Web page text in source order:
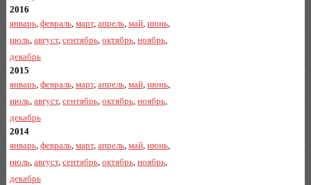
2016
январь, февраль, март, апрель, май, июнь,
июль, август, сентябрь, октябрь, ноябрь,
декабрь
2015
январь, февраль, март, апрель, май, июнь,
июль, август, сентябрь, октябрь, ноябрь,
декабрь
2014
январь, февраль, март, апрель, май, июнь,
июль, август, сентябрь, октябрь, ноябрь,
декабрь